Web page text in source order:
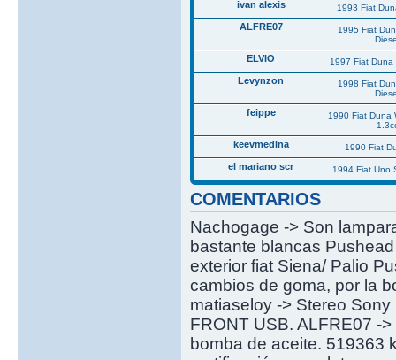
ivan alexis 1993 Fiat
ALFRE07
1995 Fiat
ELVIO 1997 Fiat Duna
Levynzon
1998 Fiat
feippe
1990 Fiat Duna
keevmedina 1990 Fiat
el mariano scr 1994 Fiat Uno
COMENTARIOS
Nachogage -> Son
bastante blancas
exterior fiat Siena/ Palio
cambios de goma, por la
matiaseloy -> Stereo
FRONT USB. ALFRE07 -
bomba de aceite. 519363